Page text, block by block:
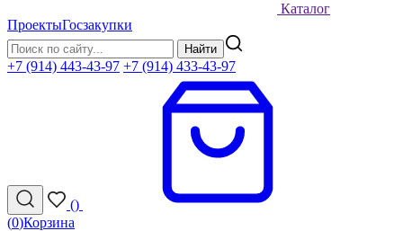
Каталог
ПроектыГосзакупки
Найти
+7 (914) 443-43-97 +7 (914) 433-43-97
()
(0)Корзина